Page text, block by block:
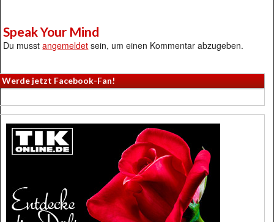
Speak Your Mind
Du musstangemeldet sein, um einen Kommentar abzugeben.
Werde jetzt Facebook-Fan!